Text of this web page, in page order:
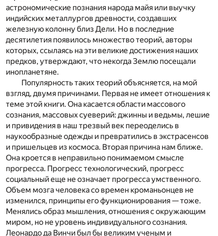
астрономические познания народа майя или выучку
индийских металлургов древности, создавших
железную колонну близ Дели. Но в последние
десятилетия появилось множество теорий, авторы
которых, ссылаясь на эти великие достижения наших
предков, утверждают, что некогда Землю посещали
инопланетяне.
Популярность таких теорий объясняется, на мой
взгляд, двумя причинами. Первая не имеет отношения к
теме этой книги. Она касается области массового
сознания, массовых суеверий: джинны и ведьмы, лешие
и привидения в наш трезвый век переоделись в
наукообразные одежды и превратились в экстрасенсов
и пришельцев из космоса. Вторая причина нам ближе.
Она кроется в неправильно понимаемом смысле
прогресса. Прогресс технологический, прогресс
социальный еще не означает прогресса умственного.
Объем мозга человека со времен кроманьонцев не
изменился, принципы его функционирования — тоже.
Менялись образ мышления, отношения с окружающим
миром, но не уровень индивидуального сознания.
Леонардо да Винчи был бы великим ученым и